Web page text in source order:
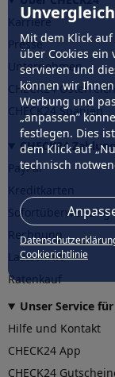
Mit dem Klick
über Cookies ein
servieren und
können wir
Werbung und
„anpassen”
festlegen. Dies
dem Klick auf
technisch
Cookierichtlinie
Karriere
Presse
Unternehmen
CHECK24 Österreich
CHECK24 Spanien
CHECK24
PayPal
Sofortüberweisung
Rechnung
Lastschrift
Ratenkauf
Unser Service für
Hilfe und Kontakt
CHECK24 App
CHECK24